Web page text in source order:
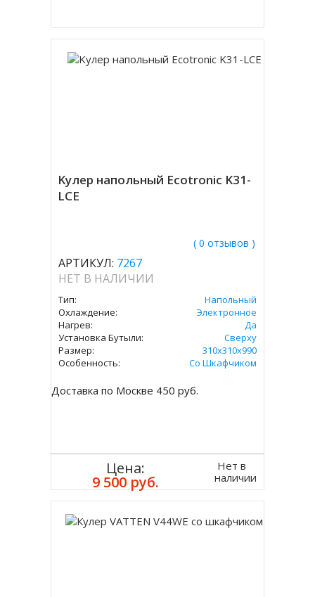
Kулер напольный Ecotronic K31-
LCE
( 0 отзывов )
АРТИКУЛ: 7267
НЕТ В НАЛИЧИИ
Тип:
Напольный
Охлаждение:
Электронное
Нагрев:
Да
Установка Бутыли:
Сверху
Размер:
310x310х990
Особенность:
Со Шкафчиком
Доставка по Москве 450 руб.
Цена:
9 500 руб.
Нет в
наличии